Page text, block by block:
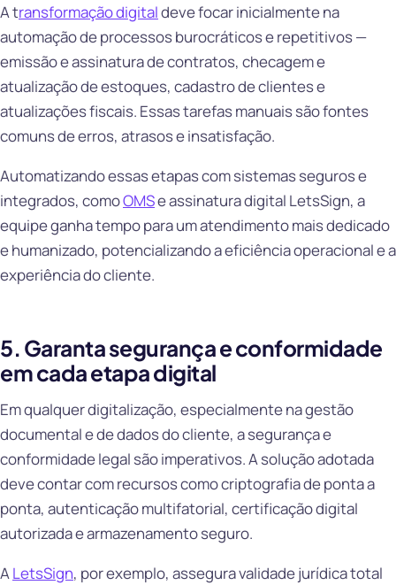
A transformação digitaldeve focar inicialmente na
automação de processos burocráticos e repetitivos —
emissão e assinatura de contratos, checagem e
atualização de estoques, cadastro de clientes e
atualizações fiscais. Essas tarefas manuais são fontes
comuns de erros, atrasos e insatisfação.
Automatizando essas etapas com sistemas seguros e
integrados, comoOMSe assinatura digital LetsSign, a
equipe ganha tempo para um atendimento mais dedicado
e humanizado, potencializando a eficiência operacional e a
experiência do cliente.
5. Garanta segurança e conformidade
em cada etapa digital
Em qualquer digitalização, especialmente na gestão
documental e de dados do cliente, a segurança e
conformidade legal são imperativos. A solução adotada
deve contar com recursos como criptografia de ponta a
ponta, autenticação multifatorial, certificação digital
autorizada e armazenamento seguro.
ALetsSign, por exemplo, assegura validade jurídica total